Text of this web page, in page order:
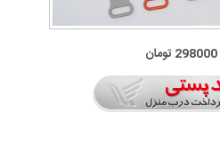
298000 تومان